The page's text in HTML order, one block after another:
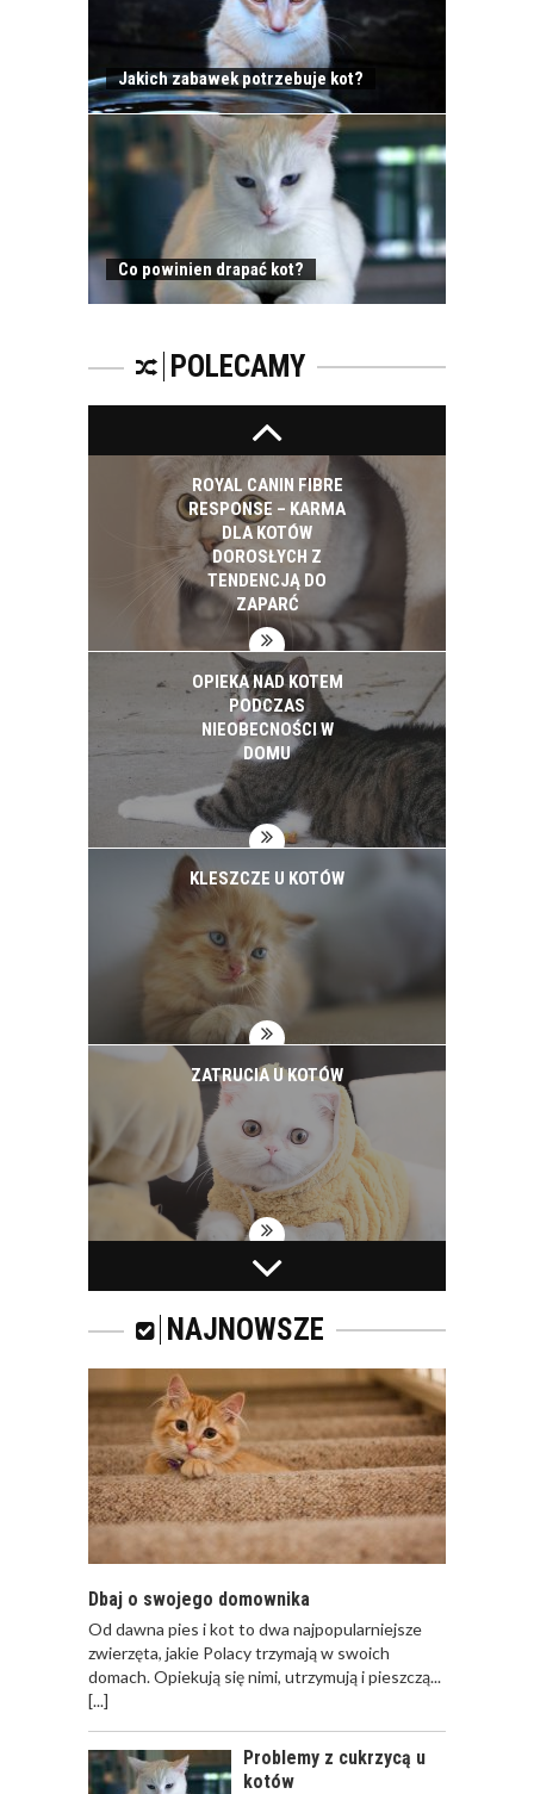
Jakich zabawek potrzebuje kot?
Co powinien drapać kot?
POLECAMY
ZATRUCIA U KOTÓW
WAKACYJNY WYJAZD
ROYAL CANIN FIBRE
RESPONSE – KARMA
DLA KOTÓW
DOROSŁYCH Z
TENDENCJĄ DO
ZAPARĆ
OPIEKA NAD KOTEM
PODCZAS
NIEOBECNOŚCI W
DOMU
KLESZCZE U KOTÓW
ZATRUCIA U KOTÓW
WAKACYJNY WYJAZD
I KOT
ROYAL CANIN FIBRE
RESPONSE – KARMA
DLA KOTÓW
DOROSŁYCH Z
TENDENCJĄ DO
ZAPARĆ
OPIEKA NAD KOTEM
PODCZAS
DOMU
NAJNOWSZE
Dbaj o swojego domownika
Od dawna pies i kot to dwa najpopularniejsze
zwierzęta, jakie Polacy trzymają w swoich
domach. Opiekują się nimi, utrzymują i pieszczą...
[...]
Problemy z cukrzycą u
kotów